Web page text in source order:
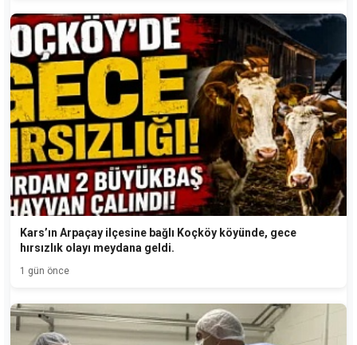
Kars’ın Arpaçay ilçesine bağlı Koçköy köyünde, gece
hırsızlık olayı meydana geldi.
1 gün önce